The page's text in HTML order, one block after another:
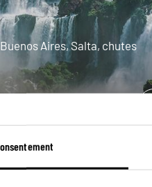
Aires, Salta, chutes